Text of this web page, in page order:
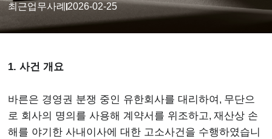
최근업무사례 2026-02-25
1. 사건 개요
바른은 경영권 분쟁 중인 유한회사를 대리하여 , 무단으
로 회사의 명의를 사용해 계약서를 위조하고, 재산상 손
해를 야기한 사내이사에 대한 고소사건을 수행하였습니